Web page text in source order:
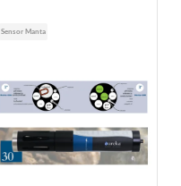
Sensor Manta